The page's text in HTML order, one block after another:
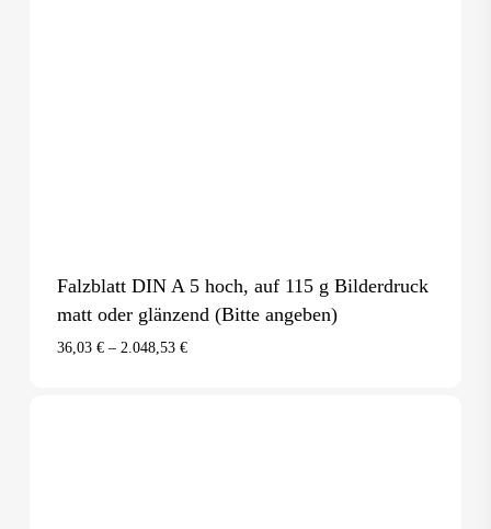
Falzblatt DIN A 5 hoch, auf 115 g Bilderdruck
matt oder glänzend (Bitte angeben)
36,03 €– 2.048,53 €